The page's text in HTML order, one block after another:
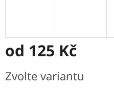
od 125 Kč
cena:
Zvolte variantu